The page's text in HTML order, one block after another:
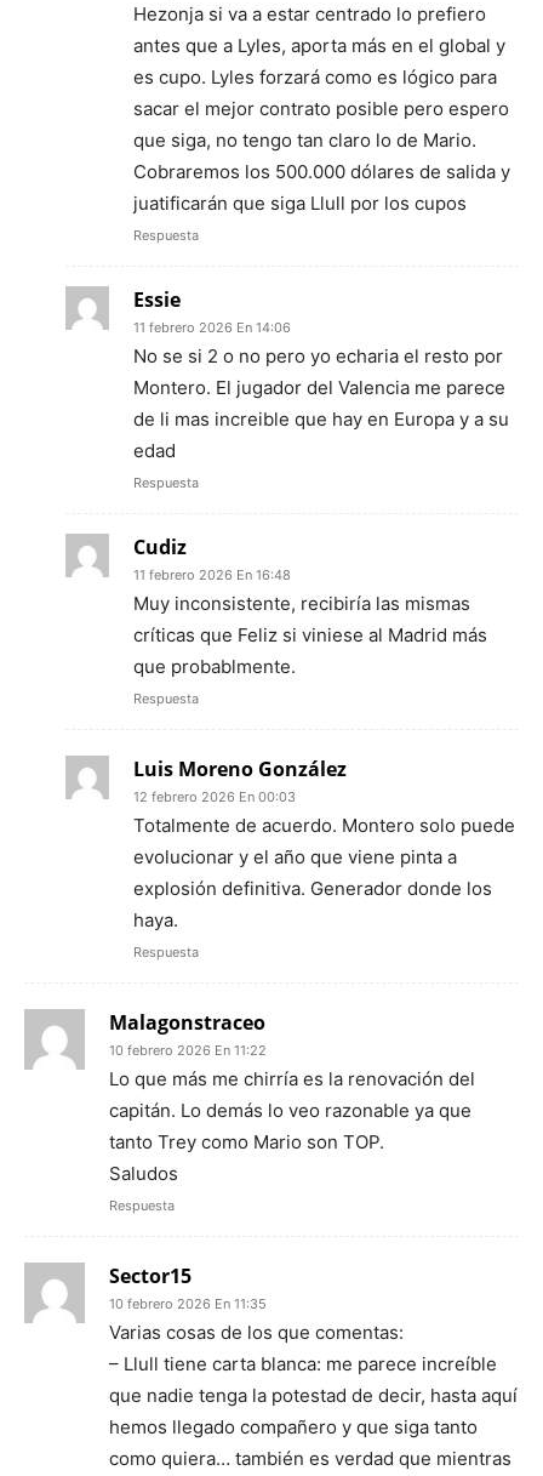
Hezonja si va a estar centrado lo prefiero
antes que a Lyles, aporta más en el global y
es cupo. Lyles forzará como es lógico para
sacar el mejor contrato posible pero espero
que siga, no tengo tan claro lo de Mario.
Cobraremos los 500.000 dólares de salida y
juatificarán que siga Llull por los cupos
Respuesta
Essie
11 febrero 2026 En 14:06
No se si 2 o no pero yo echaria el resto por
Montero. El jugador del Valencia me parece
de li mas increible que hay en Europa y a su
edad
Respuesta
Cudiz
11 febrero 2026 En 16:48
Muy inconsistente, recibiría las mismas
críticas que Feliz si viniese al Madrid más
que probablmente.
Respuesta
Luis Moreno González
12 febrero 2026 En 00:03
Totalmente de acuerdo. Montero solo puede
evolucionar y el año que viene pinta a
explosión definitiva. Generador donde los
haya.
Respuesta
Malagonstraceo
10 febrero 2026 En 11:22
Lo que más me chirría es la renovación del
capitán. Lo demás lo veo razonable ya que
tanto Trey como Mario son TOP.
Saludos
Respuesta
Sector15
10 febrero 2026 En 11:35
Varias cosas de los que comentas:
– Llull tiene carta blanca: me parece increíble
que nadie tenga la potestad de decir, hasta aquí
hemos llegado compañero y que siga tanto
como quiera… también es verdad que mientras